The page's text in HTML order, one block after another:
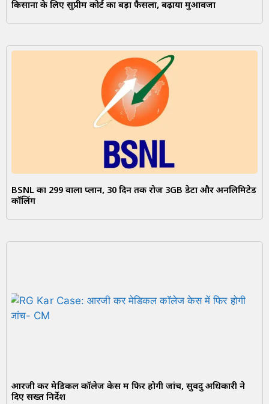
किसानों के लिए सुप्रीम कोर्ट का बड़ा फैसला, बढ़ाया मुआवजा
BSNL का ₹299 वाला प्लान, 30 दिन तक रोज 3GB डेटा और अनलिमिटेड
कॉलिंग
आरजी कर मेडिकल कॉलेज केस में फिर होगी जांच, सुवेंदु अधिकारी ने
दिए सख्त निर्देश